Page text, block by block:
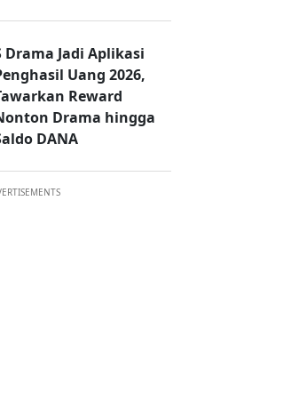
Drama Jadi Aplikasi
Uang 2026,
Reward
Drama hingga
DANA